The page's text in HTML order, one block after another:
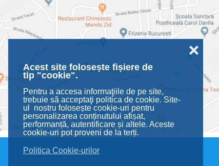
Acest site folosește fișiere de
tip "cookie".
Pentru a accesa informaţiile de pe site,
trebuie să acceptaţi politica de cookie. Site-
ul nostru folosește cookie-uri pentru
personalizarea conținutului afișat,
performanță, autentificare și altele. Aceste
cookie-uri pot proveni de la terți.
Politica Cookie-urilor
❌